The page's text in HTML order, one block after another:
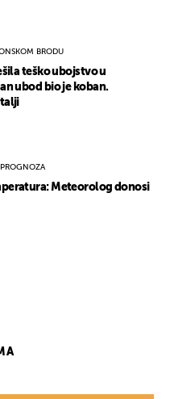
BRODU
teško ubojstvo u
ubod bio je koban.
Meteorolog donosi